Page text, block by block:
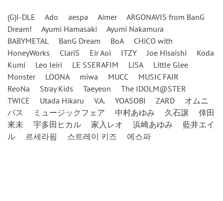
(G)I-DLE Ado aespa Aimer
ARGONAVIS from BanG
Dream!
Ayumi Hamasaki
Ayumi Nakamura
BABYMETAL
BanG Dream BoA
CHiCO with
HoneyWorks
ClariS Eir Aoi ITZY Joe Hisaishi
Koda
Kumi
Leo Ieiri LE SSERAFIM LiSA
Little Glee
Monster
LOONA miwa MUCC
MUSIC FAIR
ReoNa
Stray Kids Taeyeon
The IDOLM@STER
TWICE
Utada Hikaru V.A. YOASOBI ZARD
オムニ
バス
ミュージックフェア 中村あゆみ 久石譲
倖田
來未
宇多田ヒカル 家入レオ 浜崎あゆみ
藍井エイ
ル
르세라핌 스트레이 키즈 에스파